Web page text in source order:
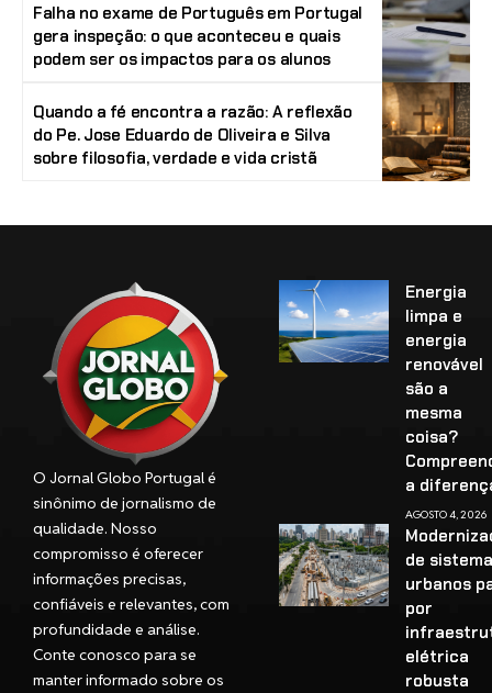
Falha no exame de Português em Portugal
gera inspeção: o que aconteceu e quais
podem ser os impactos para os alunos
Quando a fé encontra a razão: A reflexão
do Pe. Jose Eduardo de Oliveira e Silva
sobre filosofia, verdade e vida cristã
O Jornal Globo Portugal é
sinônimo de jornalismo de
qualidade. Nosso
compromisso é oferecer
informações precisas,
confiáveis e relevantes, com
profundidade e análise.
Conte conosco para se
manter informado sobre os
Energia
limpa e
energia
renovável
são a
mesma
coisa?
a
AGOSTO 4, 2026
de
urbanos
por
elétrica
robusta